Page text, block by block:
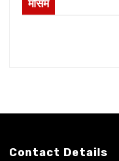
मौसम
Contact Details